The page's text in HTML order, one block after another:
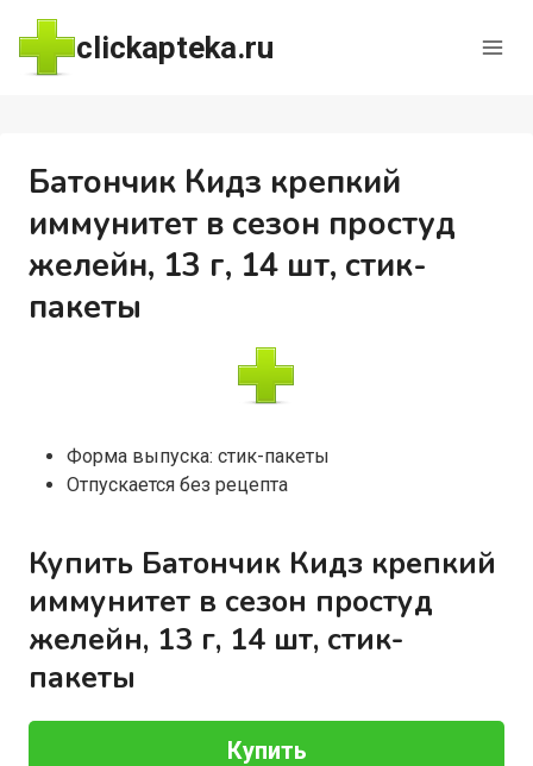
Перейти
содержимому
clickapteka.ru
Батончик Кидз крепкий
иммунитет в сезон простуд
желейн, 13 г, 14 шт, стик-
пакеты
Форма выпуска: стик-пакеты
Отпускается без рецепта
Купить Батончик Кидз крепкий
иммунитет в сезон простуд
желейн, 13 г, 14 шт, стик-
пакеты
Купить